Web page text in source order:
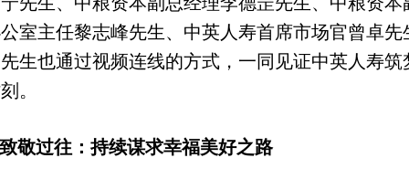
室主任黎志峰先生、中英人寿首席市场官曾卓
生也通过视频连线的方式，一同见证中英人寿筑
。
敬过往：持续谋求幸福美好之路